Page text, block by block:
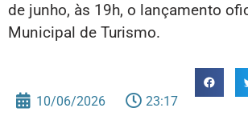
de junho, às 19h, o lançamento
Municipal de Turismo.
10/06/2026 23:17